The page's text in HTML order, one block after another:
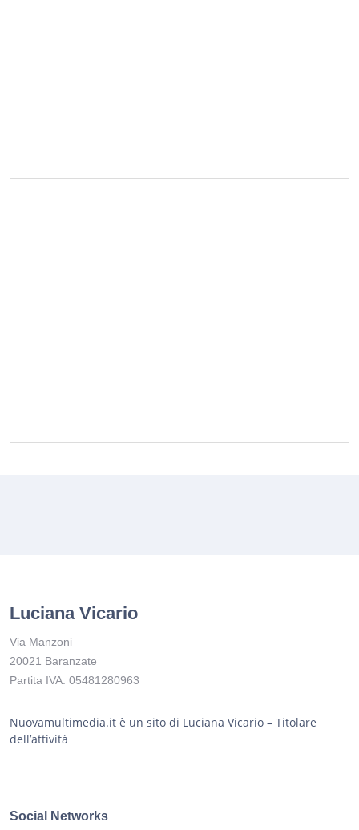
Luciana Vicario
Via Manzoni
20021 Baranzate
Partita IVA: 05481280963
Nuovamultimedia.it è un sito di Luciana Vicario – Titolare
dell’attività
Social Networks